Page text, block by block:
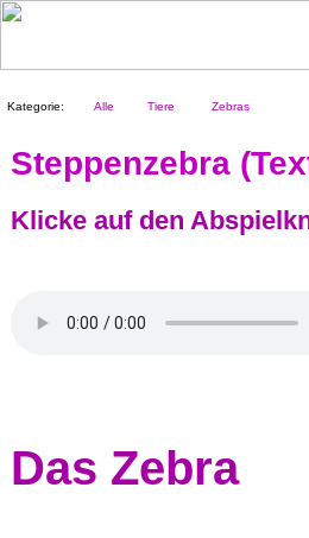
Kategorie: Alle Tiere Zebras
Steppenzebra
Klicke auf den
Das Zebra